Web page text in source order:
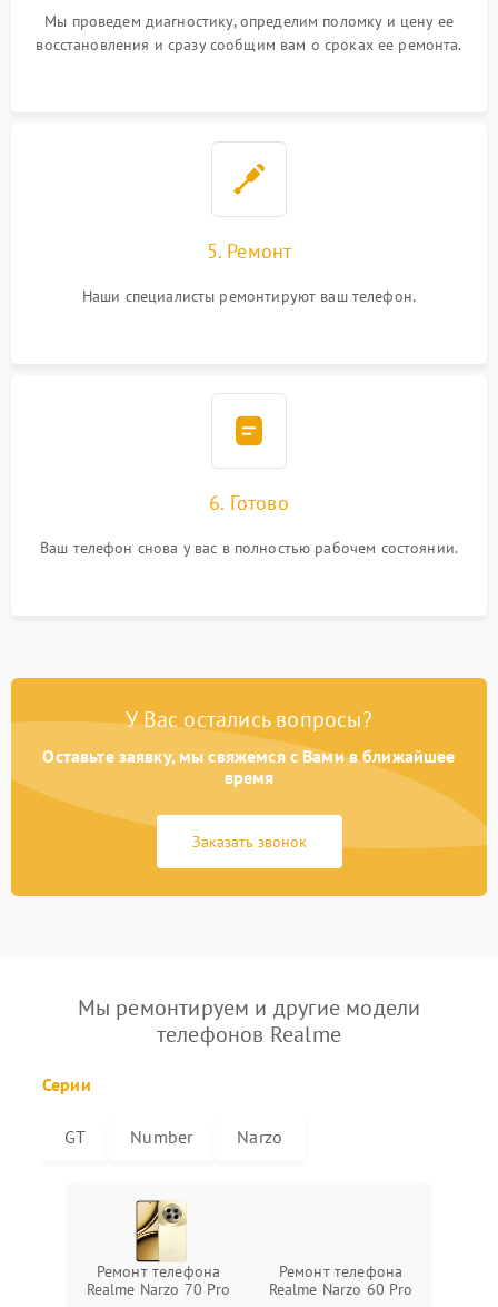
Мы проведем диагностику, определим поломку и цену ее
восстановления и сразу сообщим вам о сроках ее ремонта.
5. Ремонт
Наши специалисты ремонтируют ваш телефон.
6. Готово
Ваш телефон снова у вас в полностью рабочем состоянии.
У Вас остались вопросы?
Оставьте заявку, мы свяжемся с Вами в ближайшее
время
Заказать звонок
Мы ремонтируем и другие модели
телефонов Realme
Серии
GT Number Narzo
Ремонт телефона
Realme Narzo 70 Pro
Ремонт телефона
Realme Narzo 60 Pro